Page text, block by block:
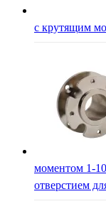
с крутящим
моментом 1-
отверстием